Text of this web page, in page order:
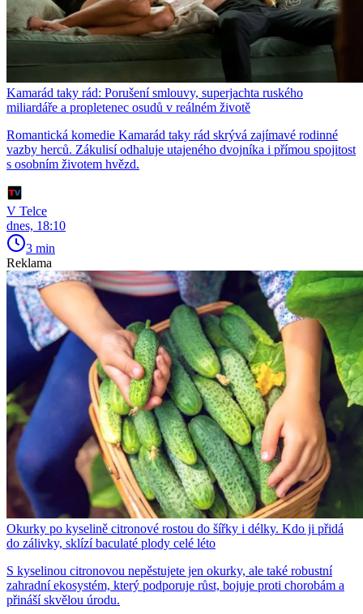
Kamarád taky rád: Porušení smlouvy, superjachta ruského
miliardáře a propletenec osudů v reálném životě
Romantická komedie Kamarád taky rád skrývá zajímavé rodinné
vazby herců. Zákulisí odhaluje utajeného dvojníka i přímou spojitost
s osobním životem hvězd.
V Telce
dnes, 18:10
3 min
Reklama
Okurky po kyselině citronové rostou do šířky i délky. Kdo ji přidá
do zálivky, sklízí baculaté plody celé léto
S kyselinou citronovou nepěstujete jen okurky, ale také robustní
zahradní ekosystém, který podporuje růst, bojuje proti chorobám a
přináší skvělou úrodu.